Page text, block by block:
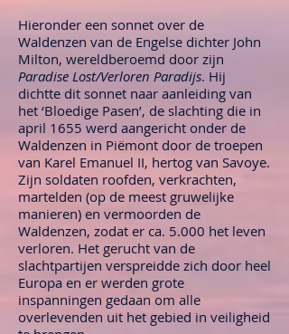
Hieronder een sonnet over de
Waldenzen van de Engelse dichter John
Milton, wereldberoemd door zijn
Paradise Lost/Verloren Paradijs. Hij
dichtte dit sonnet naar aanleiding van
het ‘Bloedige Pasen’, de slachting die in
april 1655 werd aangericht onder de
Waldenzen in Piëmont door de troepen
van Karel Emanuel II, hertog van Savoye.
Zijn soldaten roofden, verkrachten,
martelden (op de meest gruwelijke
manieren) en vermoorden de
Waldenzen, zodat er ca. 5.000 het leven
verloren. Het gerucht van de
slachtpartijen verspreidde zich door heel
Europa en er werden grote
inspanningen gedaan om alle
overlevenden uit het gebied in veiligheid